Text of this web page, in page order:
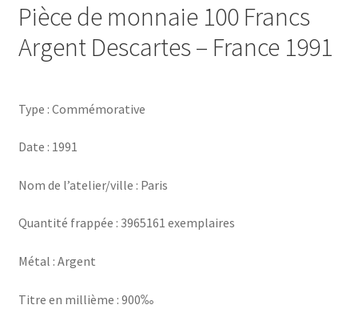
Pièce de monnaie 100 Francs
Argent Descartes – France 1991
Type : Commémorative
Date : 1991
Nom de l’atelier/ville : Paris
Quantité frappée : 3965161 exemplaires
Métal : Argent
Titre en millième : 900‰